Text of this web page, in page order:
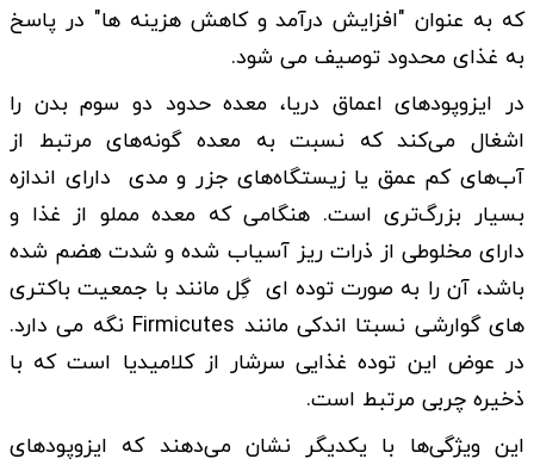
که به عنوان "افزایش درآمد و کاهش هزینه ها" در پاسخ
به غذای محدود توصیف می شود.
در ایزوپودهای اعماق دریا، معده حدود دو سوم بدن را
اشغال می‌کند که نسبت به معده گونه‌های مرتبط از
آب‌های کم عمق یا زیستگاه‌های جزر و مدی دارای اندازه
بسیار بزرگ‌تری است. هنگامی که معده مملو از غذا و
دارای مخلوطی از ذرات ریز آسیاب شده و شدت هضم شده
باشد، آن را به صورت توده ای گِل مانند با جمعیت باکتری
های گوارشی نسبتا اندکی مانند Firmicutes نگه می دارد.
در عوض این توده غذایی سرشار از کلامیدیا است که با
ذخیره چربی مرتبط است.
این ویژگی‌ها با یکدیگر نشان می‌دهند که ایزوپودهای